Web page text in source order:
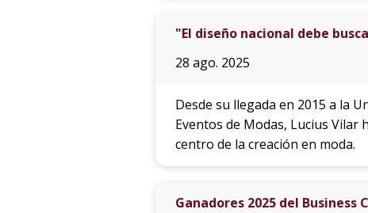
"El diseño nacional debe
28 ago. 2025
Desde su llegada en 2015 a la
Eventos de Modas, Lucius Vilar
centro de la creación en moda.
Ganadores 2025 del